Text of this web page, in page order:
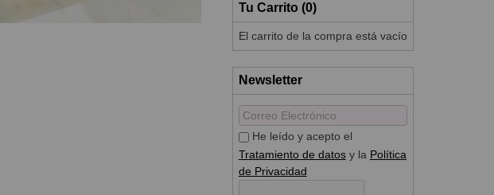
Tu Carrito (0)
El carrito de la compra está vacío
Newsletter
He leído y acepto el
Tratamiento de datosy la Política
de Privacidad